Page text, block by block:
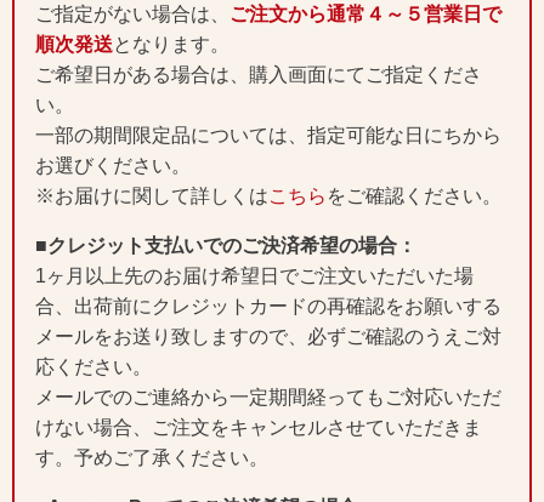
ご指定がない場合は、 ご注文から通常４～５営業日で
順次発送となります。
ご希望日がある場合は、購入画面にてご指定くださ
い。
一部の期間限定品については、指定可能な日にちから
お選びください。
※お届けに関して詳しくはこちら をご確認ください。
■クレジット支払いでのご決済希望の場合：
1ヶ月以上先のお届け希望日でご注文いただいた場
合、出荷前にクレジットカードの再確認をお願いする
メールをお送り致しますので、必ずご確認のうえご対
応ください。
メールでのご連絡から一定期間経ってもご対応いただ
けない場合、ご注文をキャンセルさせていただきま
す。予めご了承ください。